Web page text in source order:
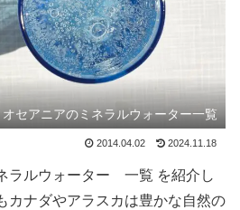
オセアニアのミネラルウォーター一覧
2014.04.02 2024.11.18
ルウォーター 一覧 を紹介し
カナダやアラスカは豊かな自然の